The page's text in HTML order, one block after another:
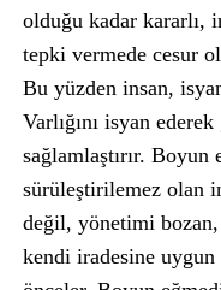
olduğu kadar kararlı,
tepki vermede cesur
Bu yüzden insan, isyan
Varlığını isyan
sağlamlaştırır.
sürüleştirilemez olan
değil, yönetimi
kendi iradesine uygun